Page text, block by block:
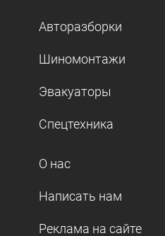
Авторазборки
Шиномонтажи
Эвакуаторы
Спецтехника
О нас
Написать нам
Реклама на сайте